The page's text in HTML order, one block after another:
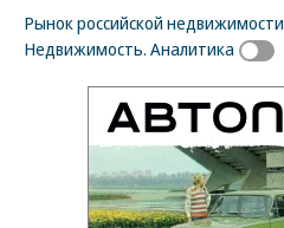
Рынок российской недвижимости
Недвижимость. Аналитика